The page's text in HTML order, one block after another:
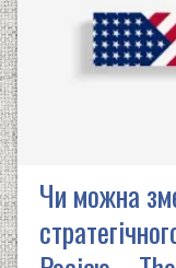
Чи можна